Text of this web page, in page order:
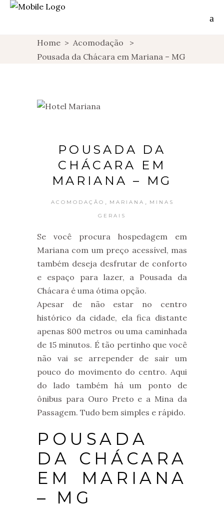
Home > Acomodação
>
Pousada da Chácara em Mariana – MG
POUSADA DA
CHÁCARA EM
MARIANA – MG
ACOMODAÇÃO MARIANA MINAS
GERAIS
Se você procura hospedagem em
Mariana com um preço acessível, mas
também deseja desfrutar de conforto
e espaço para lazer, a Pousada da
Chácara é uma ótima opção.
Apesar de não estar no centro
histórico da cidade, ela fica distante
apenas 800 metros ou uma caminhada
de 15 minutos. É tão pertinho que você
não vai se arrepender de sair um
pouco do movimento do centro. Aqui
do lado também há um ponto de
ônibus para Ouro Preto e a Mina da
Passagem. Tudo bem simples e rápido.
POUSADA
DA CHÁCARA
EM MARIANA
– MG